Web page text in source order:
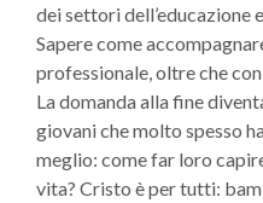
dei settori dell’educazione
Sapere come
professionale, oltre che
La domanda alla fine
giovani che molto spesso
meglio: come far loro
vita? Cristo è per tutti: